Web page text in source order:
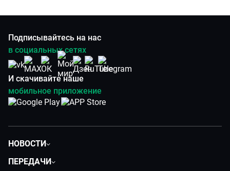
Подписывайтесь на нас
в социальных сетях
И скачивайте наше
мобильное приложение
НОВОСТИ
ПЕРЕДАЧИ